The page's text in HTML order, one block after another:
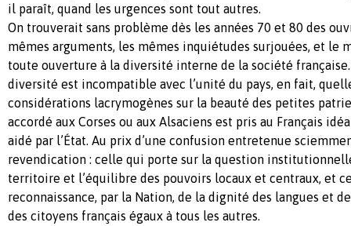
il paraît, quand les urgences sont tout autres.
On trouverait sans problème dès les années 70 et 80 des
mêmes arguments, les mêmes inquiétudes surjouées, et le
toute ouverture à la diversité interne de la société
diversité est incompatible avec l’unité du pays, en fait,
considérations lacrymogènes sur la beauté des petites
accordé aux Corses ou aux Alsaciens est pris au Français
aidé par l’État. Au prix d’une confusion entretenue
revendication : celle qui porte sur la question
territoire et l’équilibre des pouvoirs locaux et centraux, et
reconnaissance, par la Nation, de la dignité des langues et
des citoyens français égaux à tous les autres.